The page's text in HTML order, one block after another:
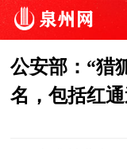
公安部：“猎
名，包括红